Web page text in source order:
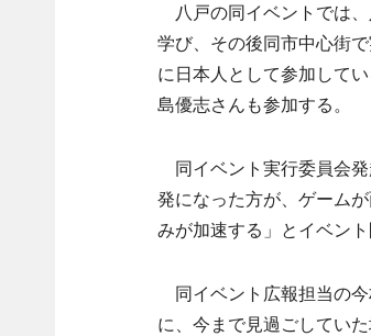
八戸の同イベントでは
学び、その後同市中心街
に日本人として参加して
島優志さんも参加する。
同イベント実行委員会
発になった方が、ゲーム
みが加速する」とイベン
同イベント広報担当の
に、今まで見過ごしてい